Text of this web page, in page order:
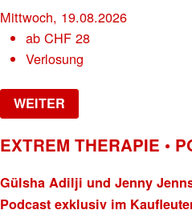
Mittwoch, 19.08.2026
abCHF 28
Verlosung
WEITER
EXTREM THERAPIE •
Gülsha Adilji und Jenny
Podcast exklusiv im